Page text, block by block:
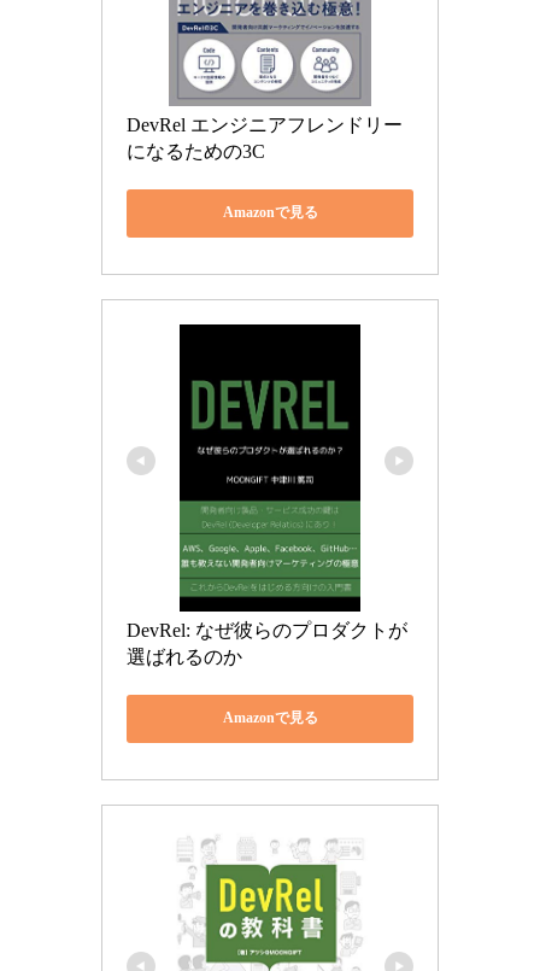
DevRel エンジニアフレンドリー
になるための3C
Amazonで見る
DevRel: なぜ彼らのプロダクトが
選ばれるのか
Amazonで見る